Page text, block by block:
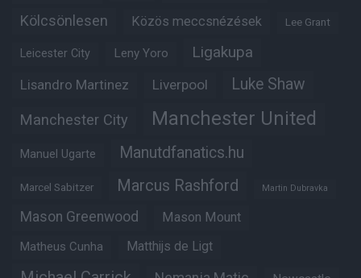
Kölcsönlesen Közös meccsnézések Lee Grant
Leicester City Leny Yoro Ligakupa
Lisandro Martinez Liverpool Luke Shaw
Manchester City Manchester United
Manuel Ugarte Manutdfanatics.hu
Marcel Sabitzer Marcus Rashford Martin Dubravka
Mason Greenwood Mason Mount
Matheus Cunha Matthijs de Ligt